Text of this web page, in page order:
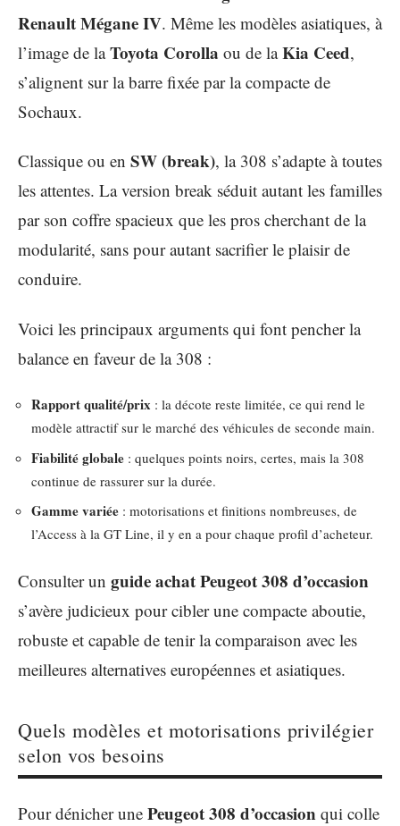
Renault Mégane IV. Même les modèles asiatiques, à
l’image de laToyota Corolla ou de laKia Ceed,
s’alignent sur la barre fixée par la compacte de
Sochaux.
Classique ou en SW (break), la 308 s’adapte à toutes
les attentes. La version break séduit autant les familles
par son coffre spacieux que les pros cherchant de la
modularité, sans pour autant sacrifier le plaisir de
conduire.
Voici les principaux arguments qui font pencher la
balance en faveur de la 308 :
Rapport qualité/prix : la décote reste limitée, ce qui rend le
modèle attractif sur le marché des véhicules de seconde main.
Fiabilité globale : quelques points noirs, certes, mais la 308
continue de rassurer sur la durée.
Gamme variée : motorisations et finitions nombreuses, de
l’Access à la GT Line, il y en a pour chaque profil d’acheteur.
Consulter un guide achat Peugeot 308 d’occasion
s’avère judicieux pour cibler une compacte aboutie,
robuste et capable de tenir la comparaison avec les
meilleures alternatives européennes et asiatiques.
Quels modèles et motorisations privilégier
selon vos besoins
Pour dénicher une Peugeot 308 d’occasion qui colle